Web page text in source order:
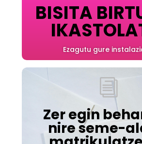
BISITA
Ezagutu gure
i
Zer egin
nire seme-